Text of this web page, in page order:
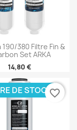
190/380 Filtre Fin &
Set ARKA
14,80 €
DE STOCKfavorite_border